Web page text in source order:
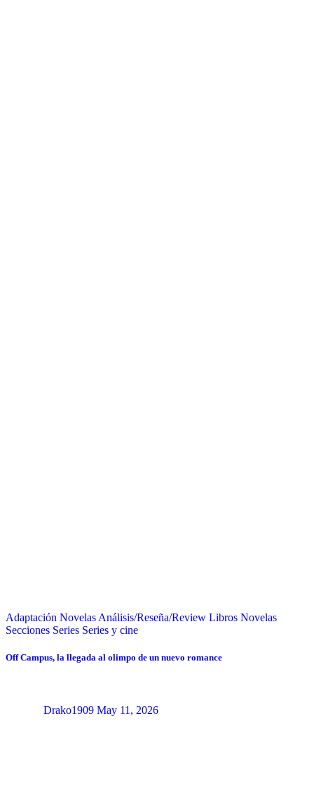
Adaptación Novelas Análisis/Reseña/Review Libros Novelas
Secciones Series Series y cine
Off Campus, la llegada al olimpo de un nuevo romance
Drako1909 May 11, 2026